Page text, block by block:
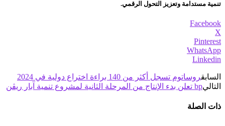
تنمية مستدامة وتعزيز التحول الرقمي.
Facebook
X
Pinterest
WhatsApp
Linkedin
السابقروساتوم تسجل أكثر من 140 براءة اختراع دولية في 2024
التاليbp تعلن بدء الإنتاج من المرحلة الثانية لمشروع تنمية آبار ريڤن
ذات الصلة